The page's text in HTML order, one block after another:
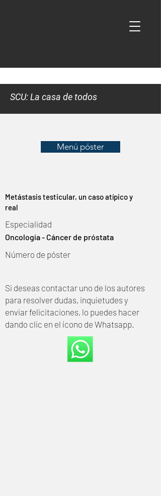
SCU: La casa de todos
Menú póster
Metástasis testicular, un caso atípico y
real
Especialidad
Oncología - Cáncer de próstata
Número de póster
Si deseas contactar uno de los autores
para resolver dudas, inquietudes y
enviar felicitaciones, lo puedes hacer
dando clic en el ícono de Whatsapp.